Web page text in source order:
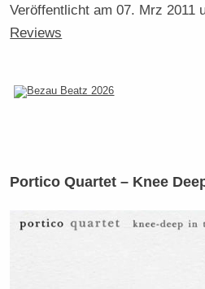
Veröffentlicht am07. Mrz 2011
Reviews
Portico Quartet – Knee